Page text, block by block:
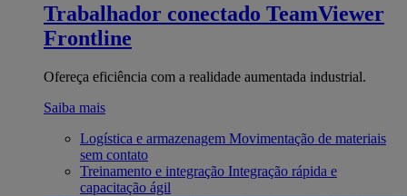
Trabalhador conectado TeamViewer
Frontline
Ofereça eficiência com a realidade aumentada industrial.
Saiba mais
Logística e armazenagem Movimentação de materiais
sem contato
Treinamento e integração Integração rápida e
capacitação ágil